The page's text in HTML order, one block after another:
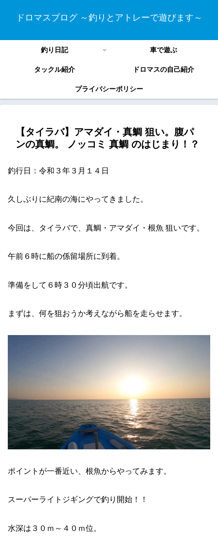
ドロマスブログ ～釣りとアトレーで遊びます～
釣り日記 車で遊ぶ
タックル紹介 ドロマスの自己紹介
プライバシーポリシー
【タイラバ】アマダイ・真鯛 狙い。腹パ
ンの真鯛。 ノッコミ 真鯛 のはじまり！？
釣行日：令和３年３月１４日
久しぶりに紀南の海にやってきました。
今回は、タイラバで、真鯛・アマダイ・根魚 狙いです。
午前６時に船の係留場所に到着。
準備をして６時３０分頃出航です。
まずは、何を狙おうか考えながら船を走らせます。
ポイントが一番近い、根魚からやってみます。
スーパーライトジギングで釣り開始！！
水深は３０ｍ～４０ｍ位。